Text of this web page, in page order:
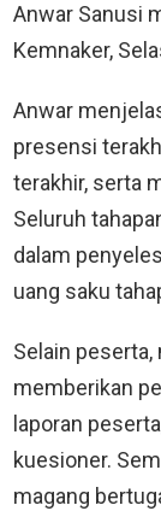
Anwar Sanusi
Kemnaker,
Anwar
presensi
terakhir, serta
Seluruh
dalam
uang saku
Selain
memberikan
laporan
kuesioner.
magang